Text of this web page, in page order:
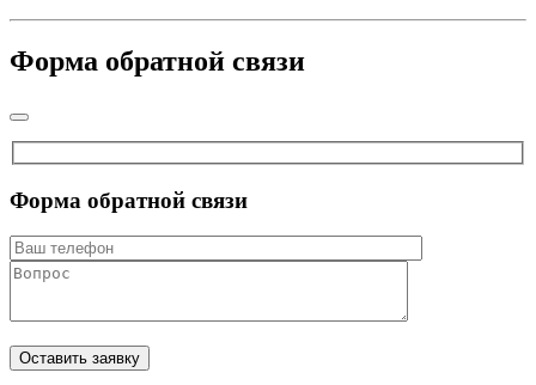
Форма обратной связи
Форма обратной связи